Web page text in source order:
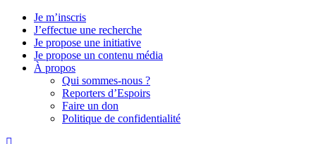
Je m’inscris
J’effectue une recherche
Je propose une initiative
Je propose un contenu média
À propos
Qui sommes-nous ?
Reporters d’Espoirs
Faire un don
Politique de confidentialité